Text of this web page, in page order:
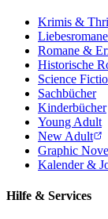
Krimis &
Liebesromane
Romane &
Historische
Science
Sachbücher
Kinderbücher
Young Adult
New Adult
Graphic
Kalender &
Hilfe & Services